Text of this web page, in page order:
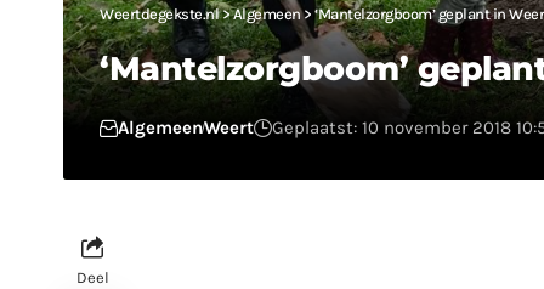
Weertdegekste.nl>Algemeen> ‘Mantelzorgboom’ geplant in
‘Mantelzorgboom’
AlgemeenWeert Geplaatst: 10 november 2018
Deel